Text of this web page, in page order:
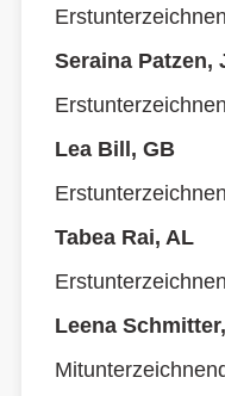
Seraina Patzen,
Lea Bill, GB
Tabea Rai, AL
Leena